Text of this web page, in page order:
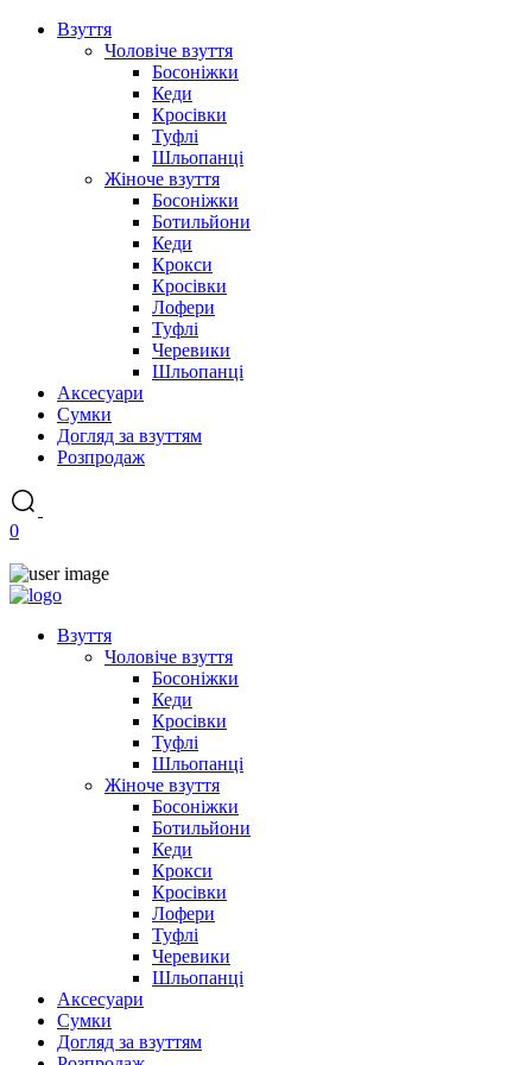
Взуття
Чоловіче взуття
Босоніжки
Кеди
Кросівки
Туфлі
Шльопанці
Жіноче взуття
Босоніжки
Ботильйони
Кеди
Крокси
Кросівки
Лофери
Туфлі
Черевики
Шльопанці
Аксесуари
Сумки
Догляд за взуттям
Розпродаж
0
Взуття
Чоловіче взуття
Босоніжки
Кеди
Кросівки
Туфлі
Шльопанці
Жіноче взуття
Босоніжки
Ботильйони
Кеди
Крокси
Кросівки
Лофери
Туфлі
Черевики
Шльопанці
Аксесуари
Сумки
Догляд за взуттям